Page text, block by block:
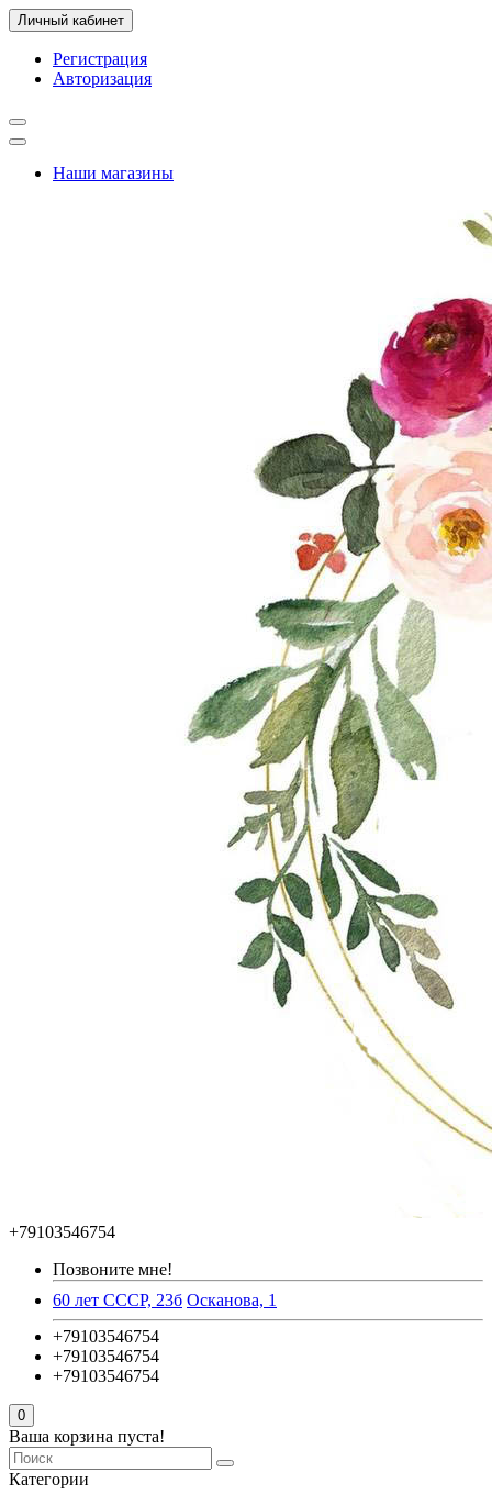
Личный кабинет
Регистрация
Авторизация
Наши магазины
+79103546754
Позвоните мне!
60 лет СССР, 23б Осканова, 1
+79103546754
+79103546754
+79103546754
0
Ваша корзина пуста!
Категории